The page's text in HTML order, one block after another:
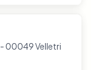
00049 Velletri